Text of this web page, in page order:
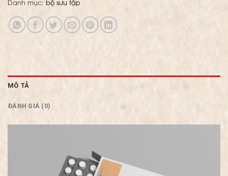
Danh mục: bộ sưu tập
MÔ TẢ
ĐÁNH GIÁ (0)